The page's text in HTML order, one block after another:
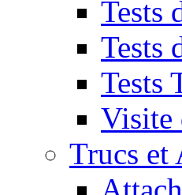
Tests
Tests
Tests
Visite
Trucs et